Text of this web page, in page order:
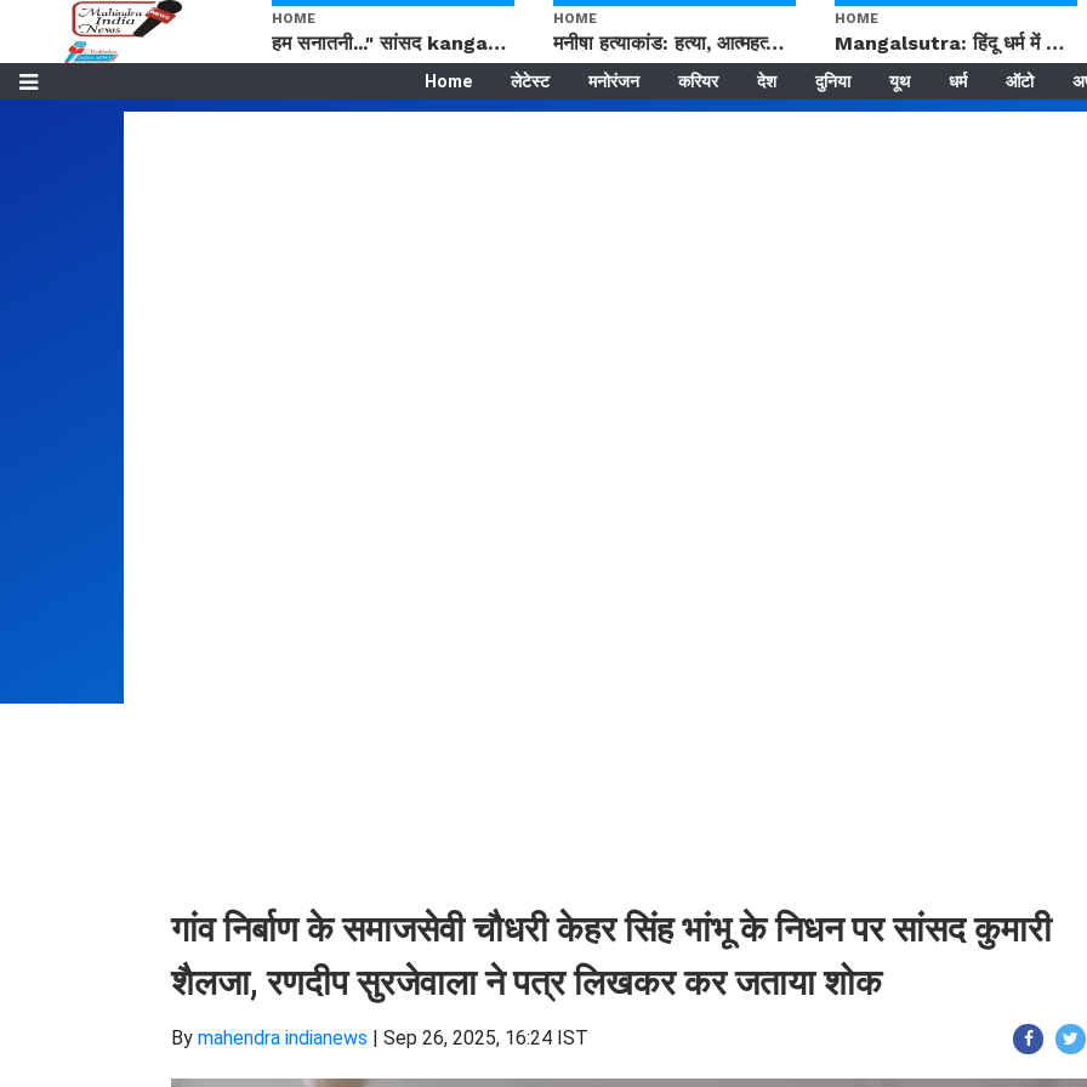
HOME
हम सनातनी..." सांसद kangana Ranaut से क्या बोली लड़की? Viral Jantar-Mantar | CJP protest
HOME
मनीषा हत्याकांड: हत्या, आत्महत्या या कोई बड़ा राज? | Full Story | Josh Haryana
HOME
Mangalsutra: हिंदू धर्म में शादी के बाद मंगलसूत्र क्यों पहनती है महिलाएं, किसने शुरु की ये परंपरा
Home लेटेस्ट मनोरंजन करियर देश दुनिया यूथ धर्म ऑटो
गांव निर्बाण के समाजसेवी चौधरी केहर सिंह भांभू के निधन पर सांसद कुमारी
शैलजा, रणदीप सुरजेवाला ने पत्र लिखकर कर जताया शोक
By mahendra indianews | Sep 26, 2025, 16:24 IST